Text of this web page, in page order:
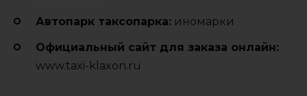
Автопарк таксопарка: иномарки
Официальный сайт для заказа онлайн:
www.taxi-klaxon.ru